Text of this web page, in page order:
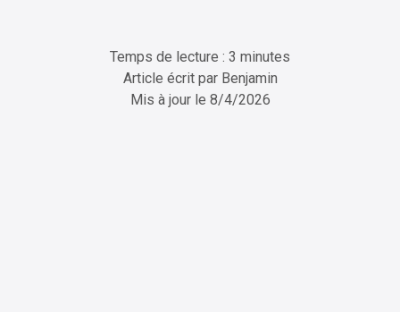
Temps de lecture : 3 minutes
Article écrit par Benjamin
Mis à jour le 8/4/2026